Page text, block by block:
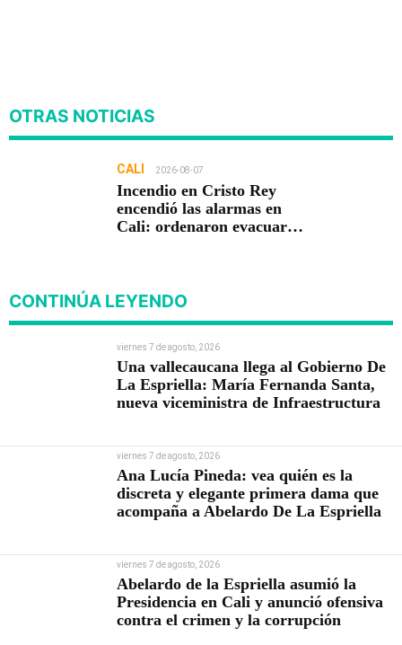
OTRAS NOTICIAS
CALI 2026-08-07
Incendio en Cristo Rey
encendió las alarmas en
Cali: ordenaron evacuar
CONTINÚA LEYENDO
viernes 7 de agosto, 2026
Una vallecaucana llega al Gobierno De
La Espriella: María Fernanda Santa,
nueva viceministra de Infraestructura
viernes 7 de agosto, 2026
Ana Lucía Pineda: vea quién es la
discreta y elegante primera dama que
acompaña a Abelardo De La Espriella
viernes 7 de agosto, 2026
Abelardo de la Espriella asumió la
Presidencia en Cali y anunció ofensiva
contra el crimen y la corrupción